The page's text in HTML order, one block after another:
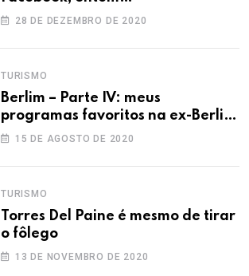
28 DE DEZEMBRO DE 2020
TURISMO
Berlim – Parte IV: meus
programas favoritos na ex-Berlim
Ocidental
15 DE AGOSTO DE 2020
TURISMO
Torres Del Paine é mesmo de tirar
o fôlego
13 DE NOVEMBRO DE 2020